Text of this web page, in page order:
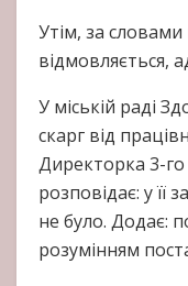
Утім, за словами
відмовляється,
У міській раді
скарг від
Директорка 3-
розповідає: у її
не було. Додає:
розумінням